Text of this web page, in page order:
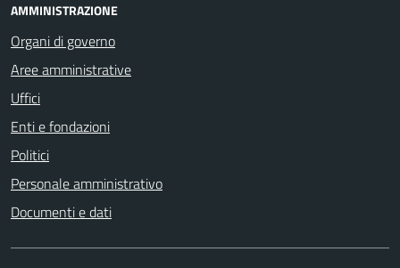
AMMINISTRAZIONE
Organi di governo
Aree amministrative
Uffici
Enti e fondazioni
Politici
Personale amministrativo
Documenti e dati